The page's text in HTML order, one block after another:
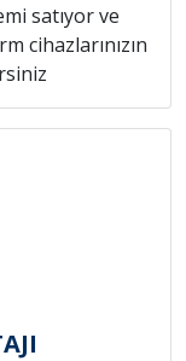
satıyor ve
cihazlarınızın